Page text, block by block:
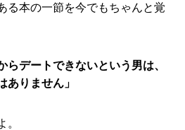
る本の一節を今でもちゃんと覚
らデートできないという男は、
ありません」
。